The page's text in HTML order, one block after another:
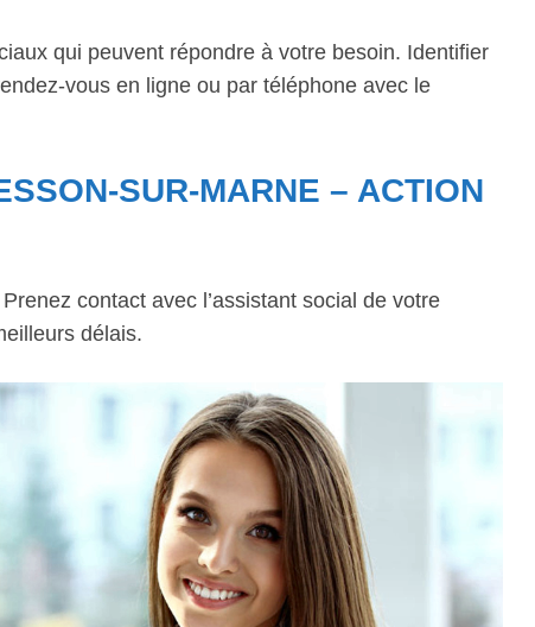
qui peuvent répondre à votre besoin. Identifier
vous en ligne ou par téléphone avec le
SUR-MARNE – ACTION
contact avec l’assistant social de votre
délais.